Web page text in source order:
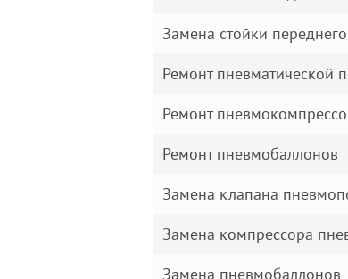
Замена стойки
Ремонт пневматической
Ремонт
Ремонт пневмобаллонов
Замена клапана
Замена компрессора
Замена пневмобаллонов